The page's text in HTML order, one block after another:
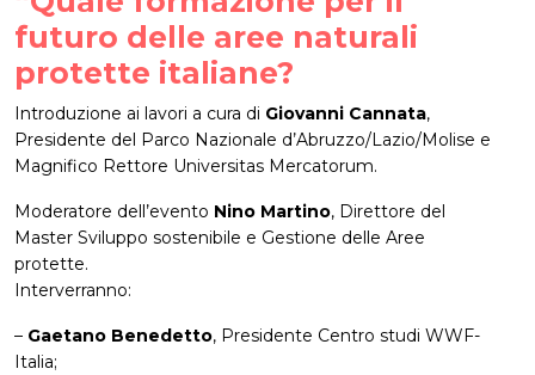
futuro delle aree naturali
protette italiane?
Introduzione ai lavori a cura di Giovanni Cannata,
Presidente del Parco Nazionale d’Abruzzo/Lazio/Molise e
Magnifico Rettore Universitas Mercatorum.
Moderatore dell’evento Nino Martino, Direttore del
Master Sviluppo sostenibile e Gestione delle Aree
protette.
Interverranno:
– Gaetano Benedetto, Presidente Centro studi WWF-
Italia;